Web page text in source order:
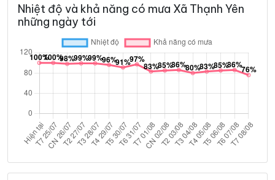
Nhiệt độ và khả năng có mưa Xã Thạnh Yên
những ngày tới